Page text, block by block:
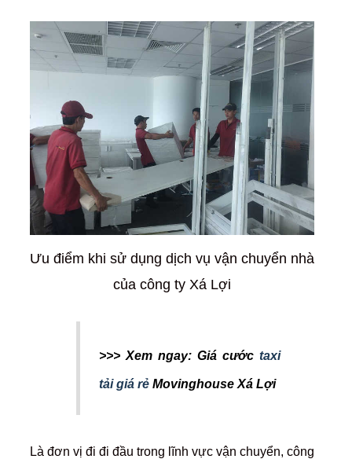
Ưu điểm khi sử dụng dịch vụ vận chuyển nhà
của công ty Xá Lợi
>>> Xem ngay: Giá cước taxi
tải giá rẻMovinghouse Xá Lợi
Là đơn vị đi đi đầu trong lĩnh vực vận chuyển, công